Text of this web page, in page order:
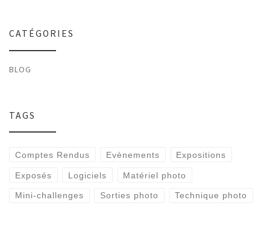
CATÉGORIES
BLOG
TAGS
Comptes Rendus Evènements Expositions
Exposés Logiciels Matériel photo
Mini-challenges Sorties photo Technique photo